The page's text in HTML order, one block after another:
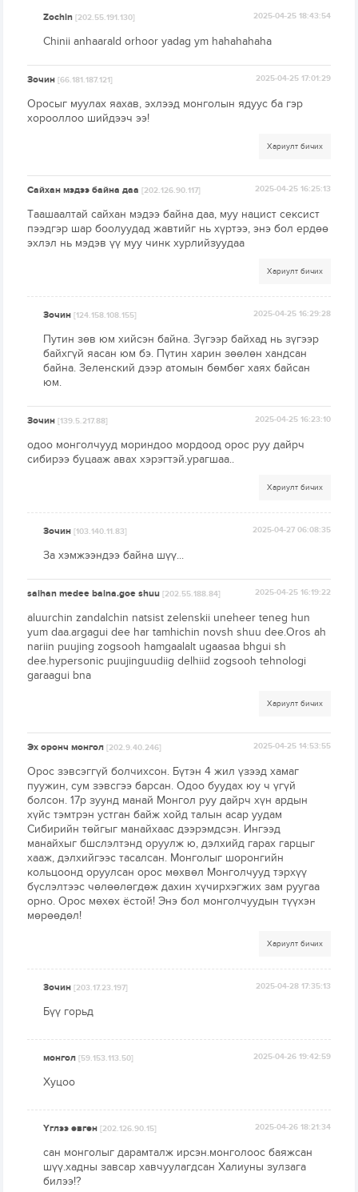
Zochin[202.55.191.130] 2025-04-25 18:43:54
Chinii anhaarald orhoor yadag ym hahahahaha
Зочин[66.181.187.121] 2025-04-25 17:01:29
Оросыг муулах яахав, эхлээд монголын ядуус ба гэр
хорооллоо шийдээч ээ!
Хариулт бичих
Сайхан мэдээ байна даа[202.126.90.117] 2025-04-25 16:25:13
Таашаалтай сайхан мэдээ байна даа, муу нацист сексист
пээдгэр шар боолуудад жавтийг нь хүртээ, энэ бол ердөө
эхлэл нь мэдэв үү муу чинк хурлийзуудаа
Хариулт бичих
Зочин[124.158.108.155] 2025-04-25 16:29:28
Путин зөв юм хийсэн байна. Зүгээр байхад нь зүгээр
байхгүй яасан юм бэ. Пүтин харин зөөлөн хандсан
байна. Зеленский дээр атомын бөмбөг хаях байсан
юм.
Зочин[139.5.217.88] 2025-04-25 16:23:10
одоо монголчууд мориндоо мордоод орос руу дайрч
сибирээ буцааж авах хэрэгтэй.урагшаа..
Хариулт бичих
Зочин[103.140.11.83] 2025-04-27 06:08:35
За хэмжээндээ байна шүү...
saihan medee baina.goe shuu[202.55.188.84] 2025-04-25 16:19:22
aluurchin zandalchin natsist zelenskii uneheer teneg hun
yum daa.argagui dee har tamhichin novsh shuu dee.Oros ah
nariin puujing zogsooh hamgaalalt ugaasaa bhgui sh
dee.hypersonic puujinguudiig delhiid zogsooh tehnologi
garaagui bna
Хариулт бичих
Эх оронч монгол[202.9.40.246] 2025-04-25 14:53:55
Орос зэвсэггүй болчихсон. Бүтэн 4 жил үзээд хамаг
пуужин, сум зэвсгээ барсан. Одоо буудах юу ч үгүй
болсон. 17р зуунд манай Монгол руу дайрч хүн ардын
хүйс тэмтрэн устган байж хойд талын асар уудам
Сибирийн төйгыг манайхаас дээрэмдсэн. Ингээд
манайхыг бшслэлтэнд оруулж ю, дэлхийд гарах гарцыг
хааж, дэлхийгээс тасалсан. Монголыг шоронгийн
кольцоонд оруулсан орос мөхвөл Монголчууд тэрхүү
бүслэлтээс чөлөөлөгдөж дахин хүчирхэгжих зам руугаа
орно. Орос мөхөх ёстой! Энэ бол монголчуудын түүхэн
мөрөөдөл!
Хариулт бичих
Зочин[203.17.23.197] 2025-04-28 17:35:13
Бүү горьд
монгол[59.153.113.50] 2025-04-26 19:42:59
Хуцоо
Үглээ өвгөн[202.126.90.15] 2025-04-26 18:21:34
сан монголыг дарамталж ирсэн.монголоос баяжсан
шүү.хадны завсар хавчуулагдсан Халиуны зулзага
билээ!?